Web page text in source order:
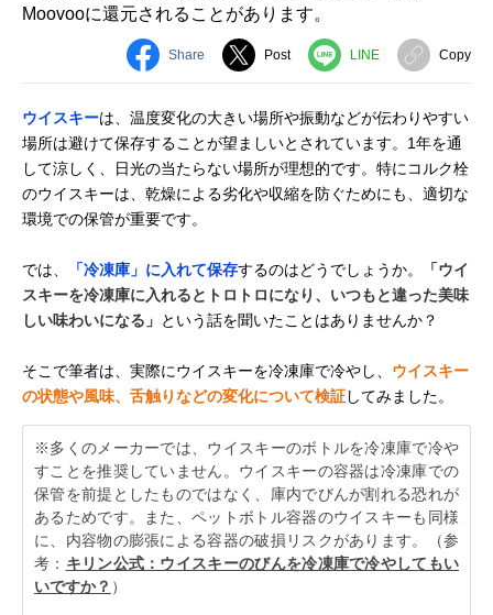
Moovooに還元されることがあります。
Share Post LINE Copy
ウイスキーは、温度変化の大きい場所や振動などが伝わりやすい
場所は避けて保存することが望ましいとされています。1年を通
して涼しく、日光の当たらない場所が理想的です。特にコルク栓
のウイスキーは、乾燥による劣化や収縮を防ぐためにも、適切な
環境での保管が重要です。
では、 「冷凍庫」に入れて保存するのはどうでしょうか。
「ウイ
スキーを冷凍庫に入れるとトロトロになり、いつもと違った美味
しい味わいになる」 という話を聞いたことはありませんか？
そこで筆者は、実際にウイスキーを冷凍庫で冷やし、 ウイスキー
の状態や風味、舌触りなどの変化について検証してみました。
※多くのメーカーでは、ウイスキーのボトルを冷凍庫で冷や
すことを推奨していません。ウイスキーの容器は冷凍庫での
保管を前提としたものではなく、庫内でびんが割れる恐れが
あるためです。また、ペットボトル容器のウイスキーも同様
に、内容物の膨張による容器の破損リスクがあります。（参
考： キリン公式：ウイスキーのびんを冷凍庫で冷やしてもい
いですか？ ）